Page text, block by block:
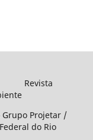
Projetar /
do Rio